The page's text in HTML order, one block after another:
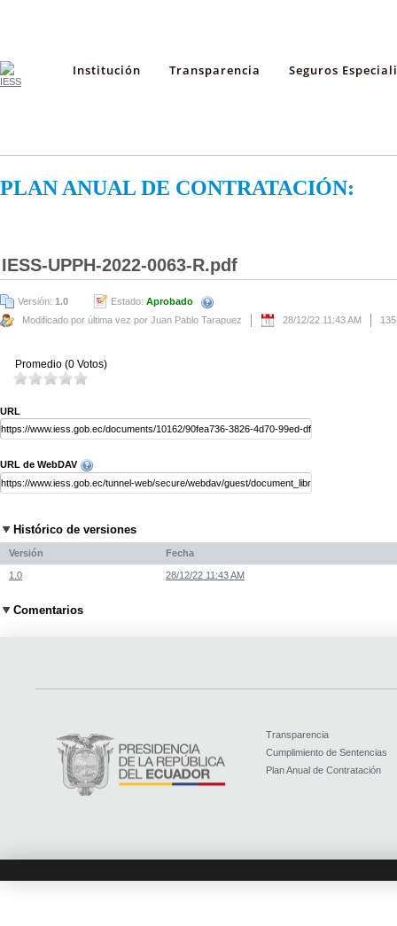
Institución Transparencia Seguros
PLAN ANUAL DE CONTRATACIÓN:
IESS-UPPH-2022-0063-R.pdf
Versión: 1.0 Estado: Aprobado
Modificado por última vez por Juan Pablo Tarapuez
28/12/22 11:43 AM
Promedio (0 Votos)
URL
URL de WebDAV
Histórico de versiones
Versión Fecha
1.0 28/12/22 11:43 AM
Comentarios
Transparencia
Cumplimiento de Sentencias
Plan Anual de Contratación